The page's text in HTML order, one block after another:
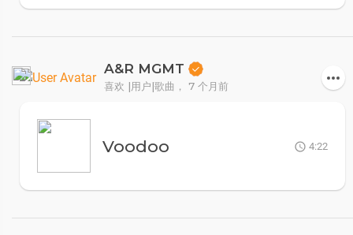
A&R MGMT
喜欢 |用户|歌曲， 7 个月前
Voodoo 4:22